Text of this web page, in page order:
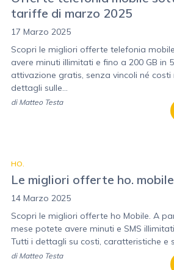
tariffe di marzo 2025
17 Marzo 2025
Scopri le migliori offerte telefonia
avere minuti illimitati e fino a 200 GB in
attivazione gratis, senza vincoli né costi
dettagli sulle...
di Matteo Testa
HO.
Le migliori offerte ho.
14 Marzo 2025
Scopri le migliori offerte ho Mobile. A
mese potete avere minuti e SMS
Tutti i dettagli su costi, caratteristiche e
di Matteo Testa